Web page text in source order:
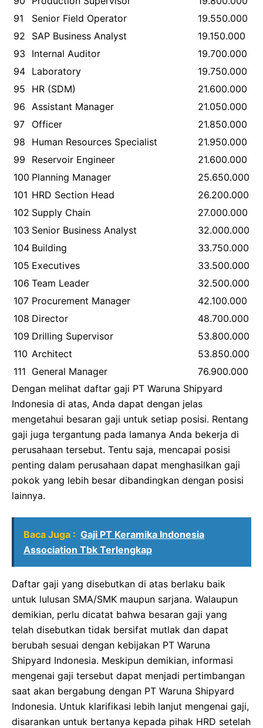
91
Senior Field Operator
19.550.000
92
SAP Business Analyst
19.150.000
93
Internal Auditor
19.700.000
94 Laboratory
19.750.000
95
HR (SDM)
21.600.000
96
Assistant Manager
21.050.000
97
Officer
21.850.000
98
Human Resources Specialist
21.950.000
99
Reservoir Engineer
21.600.000
100 Planning Manager
25.650.000
101 HRD Section Head
26.200.000
102 Supply Chain
27.000.000
103 Senior Business Analyst
32.000.000
104 Building
33.750.000
105 Executives
33.500.000
106 Team Leader
32.500.000
107 Procurement Manager
42.100.000
108 Director
48.700.000
109 Drilling Supervisor
53.800.000
110 Architect
53.850.000
111 General Manager
76.900.000
Dengan melihat daftar gaji PT Waruna Shipyard
Indonesia di atas, Anda dapat dengan jelas
mengetahui besaran gaji untuk setiap posisi. Rentang
gaji juga tergantung pada lamanya Anda bekerja di
perusahaan tersebut. Tentu saja, mencapai posisi
penting dalam perusahaan dapat menghasilkan gaji
pokok yang lebih besar dibandingkan dengan posisi
lainnya.
Baca Juga : Gaji PT Keramika Indonesia
Association Tbk Terlengkap
Daftar gaji yang disebutkan di atas berlaku baik
untuk lulusan SMA/SMK maupun sarjana. Walaupun
demikian, perlu dicatat bahwa besaran gaji yang
telah disebutkan tidak bersifat mutlak dan dapat
berubah sesuai dengan kebijakan PT Waruna
Shipyard Indonesia. Meskipun demikian, informasi
mengenai gaji tersebut dapat menjadi pertimbangan
saat akan bergabung dengan PT Waruna Shipyard
Indonesia. Untuk klarifikasi lebih lanjut mengenai gaji,
disarankan untuk bertanya kepada pihak HRD setelah